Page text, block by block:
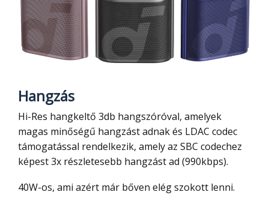
Hangzás
Hi-Res hangkeltő 3db hangszóróval, amelyek
magas minőségű hangzást adnak és LDAC codec
támogatással rendelkezik, amely az SBC codechez
képest 3x részletesebb hangzást ad (990kbps).
40W-os, ami azért már bőven elég szokott lenni.